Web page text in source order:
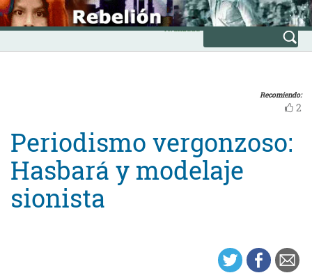
Skip
to
content
INICIO
Avanzada
Recomiendo:
2
Periodismo vergonzoso:
Hasbará y modelaje
sionista